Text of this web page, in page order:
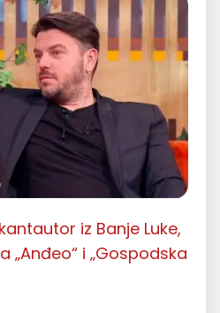
iz Banje Luke,
i „Gospodska